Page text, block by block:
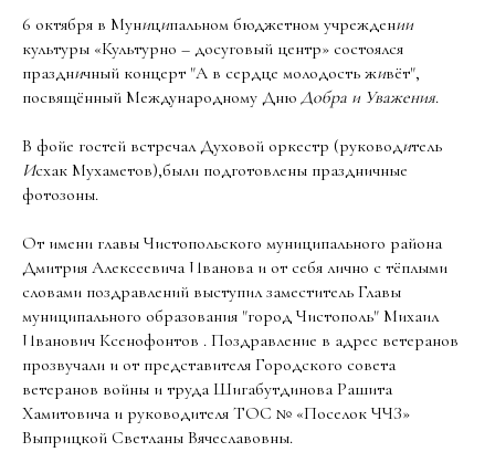
6 октября в Муниципальном бюджетном учреждении
культуры «Культурно – досуговый центр» состоялся
праздничный концерт "А в сердце молодость живёт",
посвящённый Международному Дню Добра и Уважения.
В фойе гостей встречал Духовой оркестр (руководитель
Исхак Мухаметов),были подготовлены праздничные
фотозоны.
От имени главы Чистопольского муниципального района
Дмитрия Алексеевича Иванова и от себя лично с тёплыми
словами поздравлений выступил заместитель Главы
муниципального образования "город Чистополь" Михаил
Иванович Ксенофонтов . Поздравление в адрес ветеранов
прозвучали и от представителя Городского совета
ветеранов войны и труда Шигабутдинова Рашита
Хамитовича и руководителя ТОС № «Поселок ЧЧЗ»
Выприцкой Светланы Вячеславовны.